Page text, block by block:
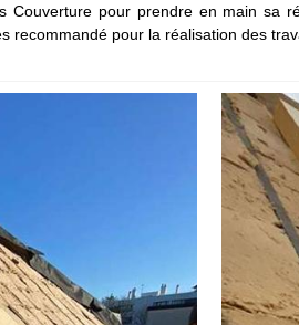
Couverture pour prendre en main sa
recommandé pour la réalisation des